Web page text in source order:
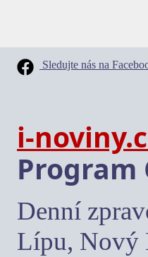
Sledujte nás na
i-
Program
Denní
Lípu, Nový